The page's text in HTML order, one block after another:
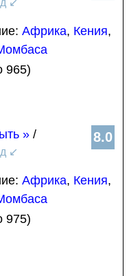
↙
Африка, Кения,
965)
8.0
» /
↙
Африка, Кения,
975)